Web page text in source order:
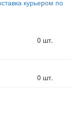
курьером по
0 шт.
0 шт.